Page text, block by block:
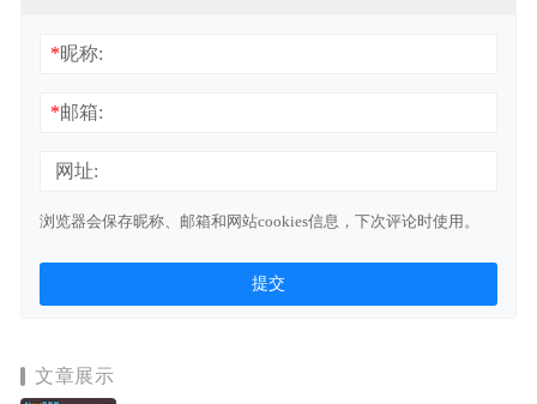
*昵称:
*邮箱:
网址:
浏览器会保存昵称、邮箱和网站cookies信息，下次评论时使用。
文章展示